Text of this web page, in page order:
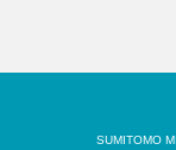
SUMITOMO